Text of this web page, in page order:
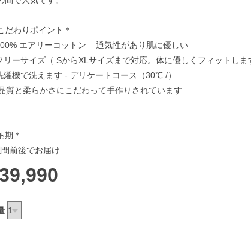
だわりポイント＊
エアリーコットン – 通気性があり肌に優しい
リーサイズ（ SからXLサイズまで対応。体に優しくフィットしま
濯機で洗えます - デリケートコース（30℃ /）
質と柔らかさにこだわって手作りされています
期＊
前後でお届け